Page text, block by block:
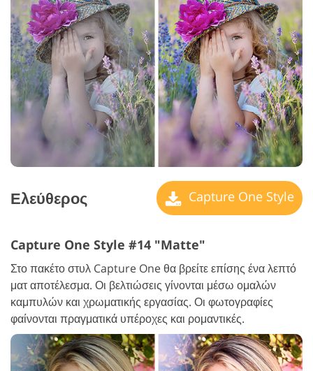
Ελεύθερος Capture One Style
Capture One Style #14 "Matte"
Στο πακέτο στυλ Capture One θα βρείτε επίσης ένα λεπτό
ματ αποτέλεσμα. Οι βελτιώσεις γίνονται μέσω ομαλών
καμπυλών και χρωματικής εργασίας. Οι φωτογραφίες
φαίνονται πραγματικά υπέροχες και ρομαντικές.